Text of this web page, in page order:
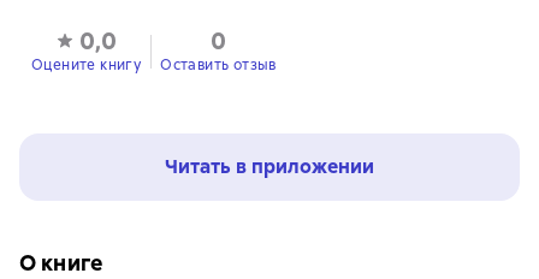
0,0
Оцените книгу
0
Оставить отзыв
Читать в приложении
О книге